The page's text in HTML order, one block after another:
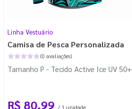
Linha Vestuário
Camisa de Pesca Personalizada
(0 avaliações)
Tamanho P - Tecido Active Ice UV 50+
R$ 80,99 / 1 unidade